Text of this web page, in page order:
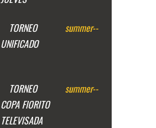
TORNEO
UNIFICADO
summer--
TORNEO
COPA FIORITO
TELEVISADA
summer--